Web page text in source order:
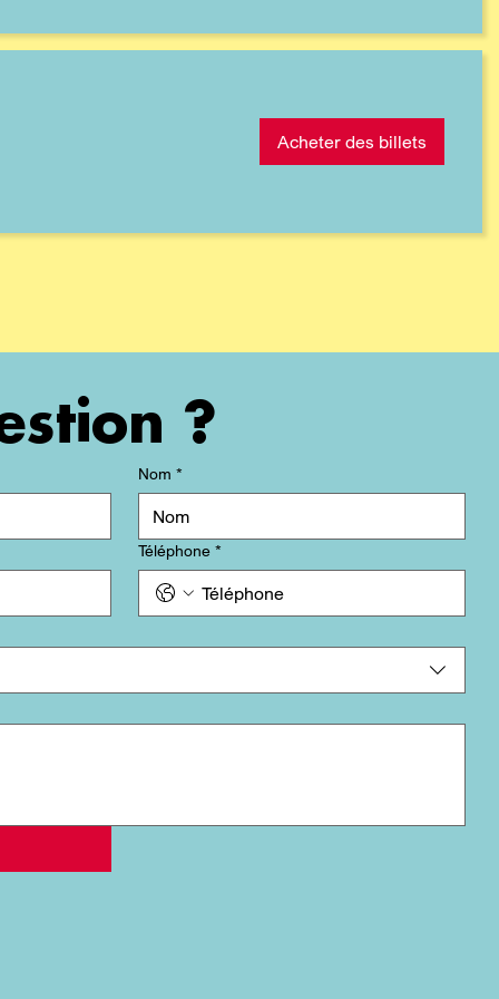
Acheter des billets
?
Nom *
Téléphone *